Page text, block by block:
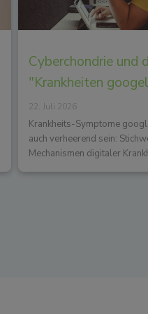
Cyberchondrie und
"Krankheiten
22. Juli 2026
Krankheits-Symptome
auch verheerend sein:
Mechanismen digitaler